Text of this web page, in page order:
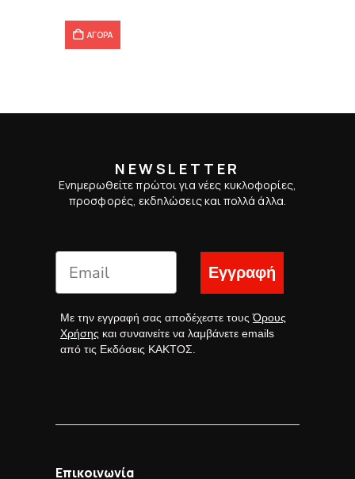
ΑΓΟΡΑ
NEWSLETTER
Ενημερωθείτε πρώτοι για νέες κυκλοφορίες,
προσφορές, εκδηλώσεις και πολλά άλλα.
Εγγραφή
Με την εγγραφή σας αποδέχεστε τουςΌρους
Χρήσης και συναινείτε να λαμβάνετε emails
από τις Εκδόσεις ΚΑΚΤΟΣ.
Επικοινωνία